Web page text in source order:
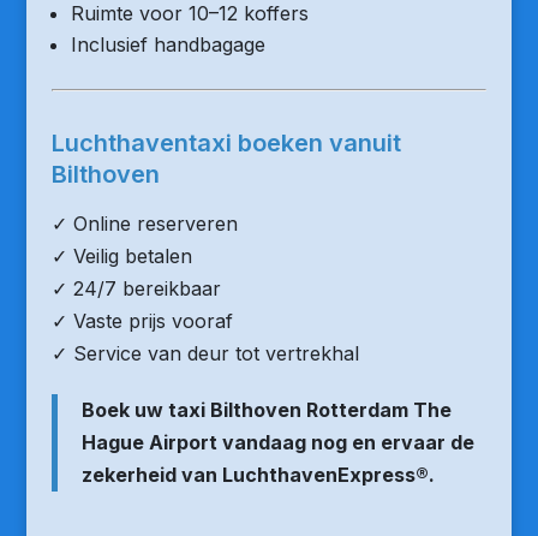
Ruimte voor 10–12 koffers
Inclusief handbagage
Luchthaventaxi boeken vanuit
Bilthoven
✓ Online reserveren
✓ Veilig betalen
✓ 24/7 bereikbaar
✓ Vaste prijs vooraf
✓ Service van deur tot vertrekhal
Boek uw taxi Bilthoven Rotterdam The
Hague Airport vandaag nog en ervaar de
zekerheid van LuchthavenExpress®.